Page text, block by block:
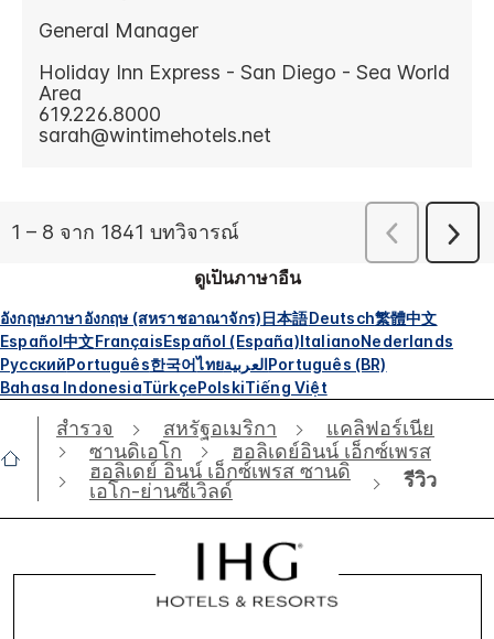
ดูเป็นภาษาอื่น
อังกฤษภาษาอังกฤษ (สหราชอาณาจักร)日本語Deutsch繁體中文
Español中文FrançaisEspañol (España)ItalianoNederlands
РусскийPortuguês한국어ไทยالعربيةPortuguês (BR)
Bahasa IndonesiaTürkçePolskiTiếng Việt
สำรวจ สหรัฐอเมริกา
แคลิฟอร์เนีย
ซานดิเอโก
ฮอลิเดย์อินน์ เอ็กซ์เพรส
ฮอลิเดย์ อินน์ เอ็กซ์เพรส ซานดิ
เอโก-ย่านซีเวิลด์
รีวิว